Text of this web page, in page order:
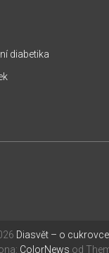
diabetika
Diasvět – o
ColorNews od